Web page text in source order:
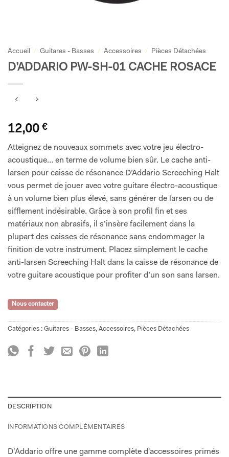
Accueil / Guitares - Basses / Accessoires / Pièces Détachées
D’ADDARIO PW-SH-01 CACHE ROSACE
12,00 €
Atteignez de nouveaux sommets avec votre jeu électro-
acoustique… en terme de volume bien sûr. Le cache anti-
larsen pour caisse de résonance D’Addario Screeching Halt
vous permet de jouer avec votre guitare électro-acoustique
à un volume bien plus élevé, sans générer de larsen ou de
sifflement indésirable. Grâce à son profil fin et ses
matériaux non abrasifs, il s’insère facilement dans la
plupart des caisses de résonance sans endommager la
finition de votre instrument. Placez simplement le cache
anti-larsen Screeching Halt dans la caisse de résonance de
votre guitare acoustique pour profiter d’un son sans larsen.
Nous contacter
Catégories : Guitares - Basses, Accessoires, Pièces Détachées
DESCRIPTION
INFORMATIONS COMPLÉMENTAIRES
D'Addario offre une gamme complète d'accessoires primés